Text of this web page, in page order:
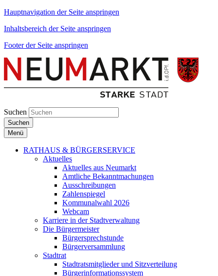
Hauptnavigation der Seite anspringen
Inhaltsbereich der Seite anspringen
Footer der Seite anspringen
Suchen
Suchen
Menü
RATHAUS & BÜRGERSERVICE
Aktuelles
Aktuelles aus Neumarkt
Amtliche Bekanntmachungen
Ausschreibungen
Zahlenspiegel
Kommunalwahl 2026
Webcam
Karriere in der Stadtverwaltung
Die Bürgermeister
Bürgersprechstunde
Bürgerversammlung
Stadtrat
Stadtratsmitglieder und Sitzverteilung
Bürgerinformationssystem